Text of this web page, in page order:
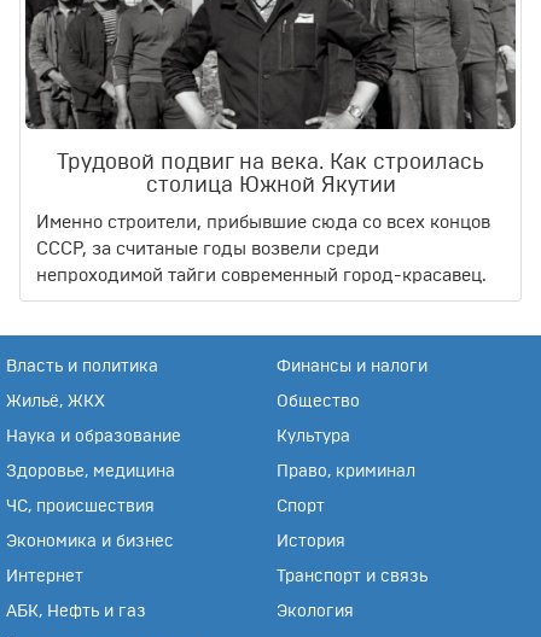
Трудовой подвиг на века. Как строилась
столица Южной Якутии
Именно строители, прибывшие сюда со всех концов
СССР, за считаные годы возвели среди
непроходимой тайги современный город-красавец.
Власть и политика Финансы и налоги
Жильё, ЖКХ Общество
Наука и образование Культура
Здоровье, медицина Право, криминал
ЧС, происшествия Спорт
Экономика и бизнес История
Интернет Транспорт и связь
АБК, Нефть и газ Экология